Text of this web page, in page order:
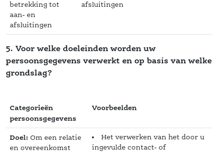
betrekking tot
aan- en
afsluitingen
afsluitingen
5. Voor welke doeleinden worden uw
persoonsgegevens verwerkt en op basis van welke
grondslag?
Categorieën
persoonsgegeven
Voorbeelden
Doel: Om een relatie
en overeenkomst
Het verwerken van het door u
ingevulde contact- of